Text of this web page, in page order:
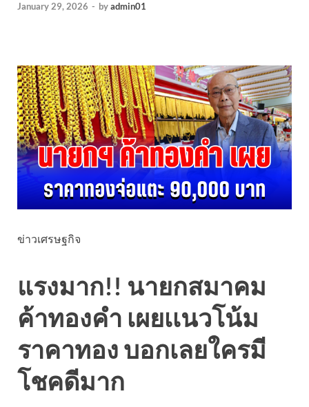
January 29, 2026 - byadmin01
ข่าวเศรษฐกิจ
แรงมาก!! นายกสมาคม
ค้าทองคำ เผยเเนวโน้ม
ราคาทอง บอกเลยใครมี
โชคดีมาก